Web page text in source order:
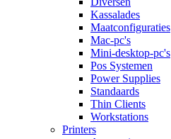
Kassalades
Maatconfiguraties
Mac-pc's
Mini-desktop-pc's
Pos Systemen
Power Supplies
Standaards
Thin Clients
Workstations
Printers